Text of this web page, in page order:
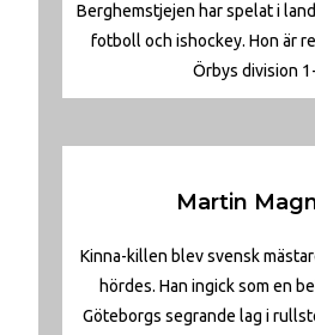
Berghemstjejen har spelat i
fotboll och ishockey. Hon är
Örbys division
Martin
Kinna-killen blev svensk
hördes. Han ingick som en
Göteborgs segrande lag i